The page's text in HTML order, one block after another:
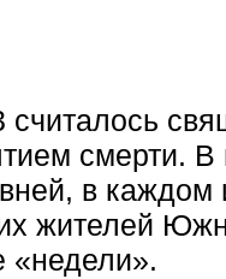
считалось
смерти.
в каждом
жителей
«недели».